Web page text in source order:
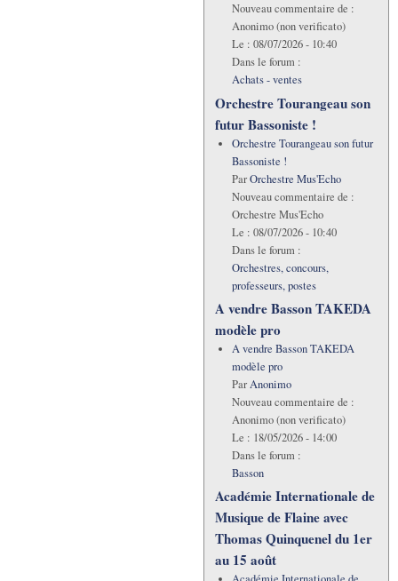
Nouveau commentaire de :
Anonimo (non verificato)
Le : 08/07/2026 - 10:40
Dans le forum :
Achats - ventes
Orchestre Tourangeau son
futur Bassoniste !
Orchestre Tourangeau son futur
Bassoniste !
ParOrchestre Mus'Echo
Nouveau commentaire de :
Orchestre Mus'Echo
Le : 08/07/2026 - 10:40
Dans le forum :
Orchestres, concours,
professeurs, postes
A vendre Basson TAKEDA
modèle pro
A vendre Basson TAKEDA
modèle pro
ParAnonimo
Nouveau commentaire de :
Anonimo (non verificato)
Le : 18/05/2026 - 14:00
Dans le forum :
Basson
Académie Internationale de
Musique de Flaine avec
Thomas Quinquenel du 1er
au 15 août